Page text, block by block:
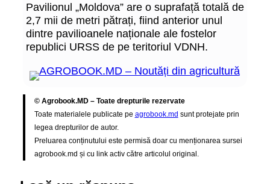
Pavilionul „Moldova” are o suprafață totală de
2,7 mii de metri pătrați, fiind anterior unul
dintre pavilioanele naționale ale fostelor
republici URSS de pe teritoriul VDNH.
© Agrobook.MD – Toate drepturile rezervate
Toate materialele publicate pe agrobook.md sunt protejate prin
legea drepturilor de autor.
Preluarea conținutului este permisă doar cu menționarea sursei
agrobook.md și cu link activ către articolul original.